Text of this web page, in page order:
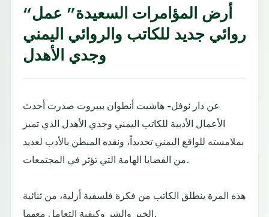
“أرض المؤامرات السعيدة” عمل
روائي جديد للكاتب والروائي اليمني
وجدي الأهدل
عن دار نوفل- هاشيت أنطوان ببيروت صدرت أحدث
الأعمال الأدبية للكاتب اليمني وجدي الأهدل الذي تميز
بملامسته للواقع اليمني تحديداً، ونقده المبطن بالأدب لعديد
من القضايا الهامة التي تؤثر في المجتمعات.
هذه المرة ينطلق الكاتب من فكرة فلسفية أزلية، من ثنائية
الخير والشر وكيفية التعامل معهما.